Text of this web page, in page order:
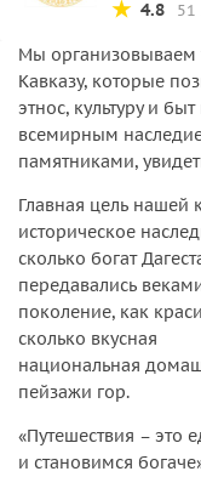
4.8
51
Мы организовываем
Кавказу, которые
этнос, культуру и
всемирным
памятниками,
Главная цель нашей
историческое
сколько богат
передавались
поколение, как
сколько вкусная
национальная
пейзажи гор.
«Путешествия – это
и становимся